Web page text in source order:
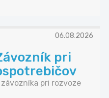
06.08.2026
pri
pri rozvoze